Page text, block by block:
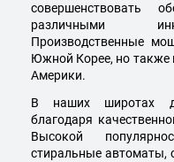
совершенствовать
различными
Производственные
Южной Корее, но также
Америки.
В наших широтах
благодаря
Высокой
стиральные автоматы,